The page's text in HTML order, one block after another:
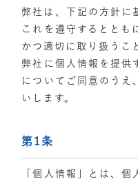
弊社は、下記の方針に
これを遵守するととも
かつ適切に取り扱うこ
弊社に個人情報を提供
についてご同意のうえ
いします。
第1条
「個人情報」とは、